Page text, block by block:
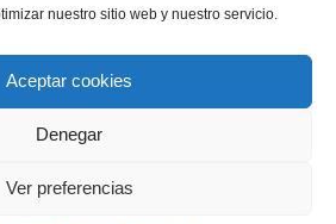
nuestro sitio web y nuestro servicio.
Aceptar cookies
Denegar
Ver preferencias